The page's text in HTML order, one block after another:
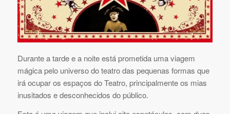
Durante a tarde e a noite está prometida uma viagem
mágica pelo universo do teatro das pequenas formas que
irá ocupar os espaços do Teatro, principalmente os mias
inusitados e desconhecidos do público.